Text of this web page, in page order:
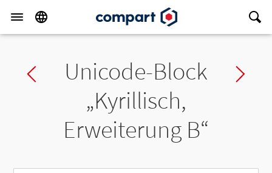
Previous block
Unicode-Block
„Kyrillisch,
Erweiterung B“